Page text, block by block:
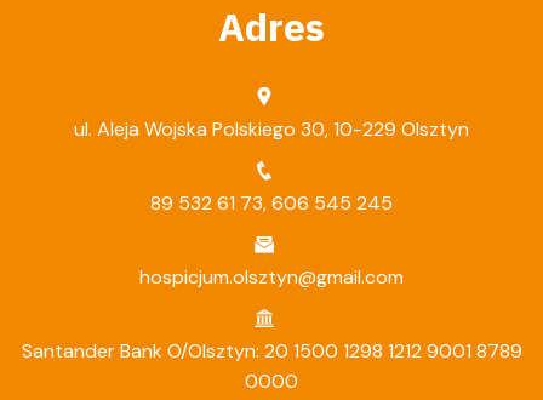
Adres
ul. Aleja Wojska Polskiego 30, 10-229 Olsztyn
89 532 61 73,606 545 245
hospicjum.olsztyn@gmail.com
Santander Bank O/Olsztyn: 20 1500 1298 1212 9001 8789
0000